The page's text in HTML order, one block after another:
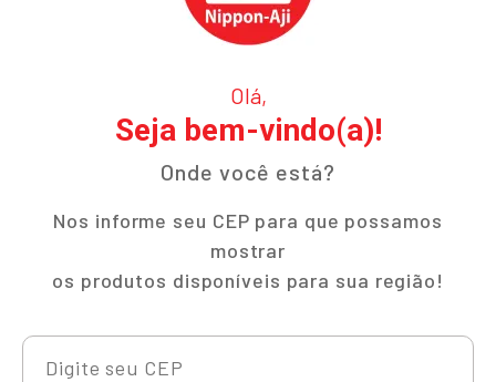
Olá,
Seja bem-vindo(a)!
Onde você está?
Nos informe seu CEP para que possamos
mostrar
os produtos disponíveis para sua região!